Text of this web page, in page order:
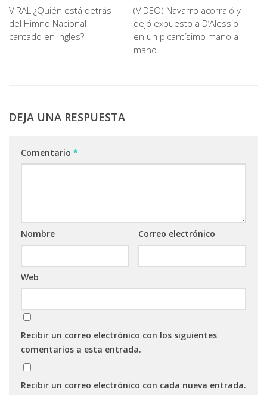
VIRAL ¿Quién está detrás
del Himno Nacional
cantado en ingles?
(VIDEO) Navarro acorraló y
dejó expuesto a D’Alessio
en un picantísimo mano a
mano
DEJA UNA RESPUESTA
Comentario *
Nombre Correo electrónico
Web
Recibir un correo electrónico con los siguientes
comentarios a esta entrada.
Recibir un correo electrónico con cada nueva entrada.